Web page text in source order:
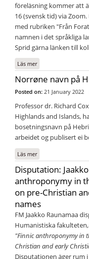
föreläsning kommer att
16 (svensk tid) via
med rubriken "Från
namnen i det språkliga
Sprid gärna länken till
Läs merom Digital NORNA-
Norrøne navn på
Posted on: 21 January 2022
Professor dr. Richard
Highlands and Islands,
bosetningsnavn på
arbeidet og publisert ei
Läs merom Norrøne navn
Disputation:
anthroponymy in
on pre-Christian
names
FM Jaakko Raunamaa
Humanistiska
"Finnic anthroponymy in
Christian and early
Disputationen äger rum